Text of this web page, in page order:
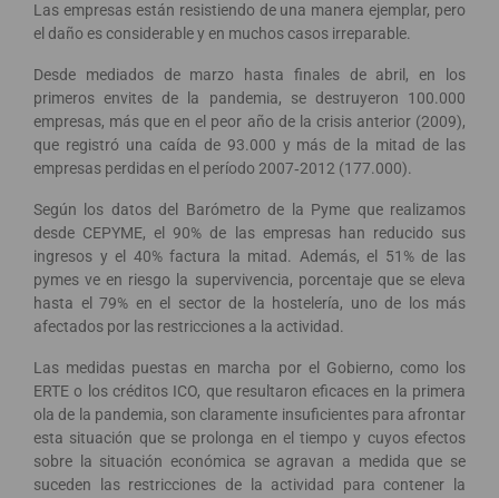
Las empresas están resistiendo de una manera ejemplar, pero
el daño es considerable y en muchos casos irreparable.
Desde mediados de marzo hasta finales de abril, en los
primeros envites de la pandemia, se destruyeron 100.000
empresas, más que en el peor año de la crisis anterior (2009),
que registró una caída de 93.000 y más de la mitad de las
empresas perdidas en el período 2007‐2012 (177.000).
Según los datos del Barómetro de la Pyme que realizamos
desde CEPYME, el 90% de las empresas han reducido sus
ingresos y el 40% factura la mitad. Además, el 51% de las
pymes ve en riesgo la supervivencia, porcentaje que se eleva
hasta el 79% en el sector de la hostelería, uno de los más
afectados por las restricciones a la actividad.
Las medidas puestas en marcha por el Gobierno, como los
ERTE o los créditos ICO, que resultaron eficaces en la primera
ola de la pandemia, son claramente insuficientes para afrontar
esta situación que se prolonga en el tiempo y cuyos efectos
sobre la situación económica se agravan a medida que se
suceden las restricciones de la actividad para contener la